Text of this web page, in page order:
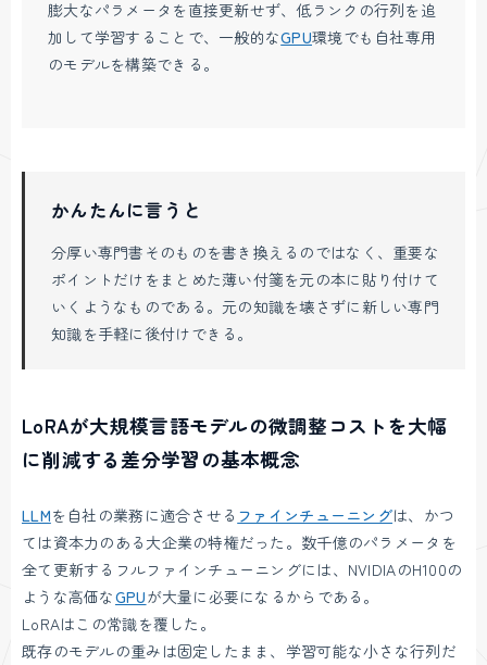
膨大なパラメータを直接更新せず、低ランクの行列を追
加して学習することで、一般的なGPU環境でも自社専用
のモデルを構築できる。
かんたんに言うと
分厚い専門書そのものを書き換えるのではなく、重要な
ポイントだけをまとめた薄い付箋を元の本に貼り付けて
いくようなものである。元の知識を壊さずに新しい専門
知識を手軽に後付けできる。
LoRAが大規模言語モデルの微調整コストを大幅
に削減する差分学習の基本概念
LLMを自社の業務に適合させる ファインチューニングは、かつ
ては資本力のある大企業の特権だった。数千億のパラメータを
全て更新するフルファインチューニングには、NVIDIAのH100の
ような高価なGPUが大量に必要になるからである。
LoRAはこの常識を覆した。
既存のモデルの重みは固定したまま、学習可能な小さな行列だ